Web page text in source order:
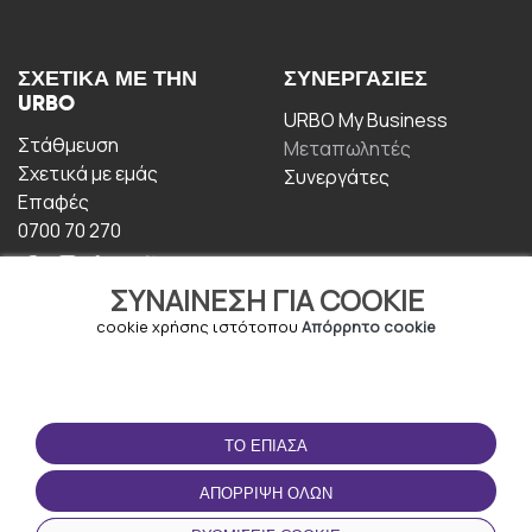
ΣΥΝΑΊΝΕΣΗ ΓΙΑ COOKIE
cookie χρήσης ιστότοπου Απόρρητο cookie
ΤΟ ΈΠΙΑΣΑ
ΑΠΌΡΡΙΨΗ ΌΛΩΝ
ΣΧΕΤΙΚΆ ΜΕ ΤΗΝ
URBO
Στάθμευση
Σχετικά με εμάς
Επαφές
0700 70 270
ΣΥΝΕΡΓΑΣΊΕΣ
URBO My Business
Μεταπωλητές
Συνεργάτες
ΟΡΟΙ ΧΡΉΣΗΣ
Οροι και Προϋποθέσεις
Πολιτική απορρήτου
ΚΑΤΕΒΆΣΤΕ ΤΗΝ
ΕΦΑΡΜΟΓΉ